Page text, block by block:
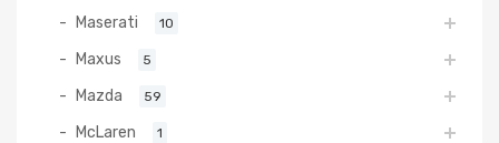
Maserati 10
Maxus 5
Mazda 59
McLaren 1